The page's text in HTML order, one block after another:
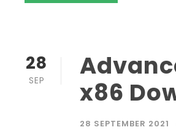
28
SEP
x86
28 SEPTEMBER 2021